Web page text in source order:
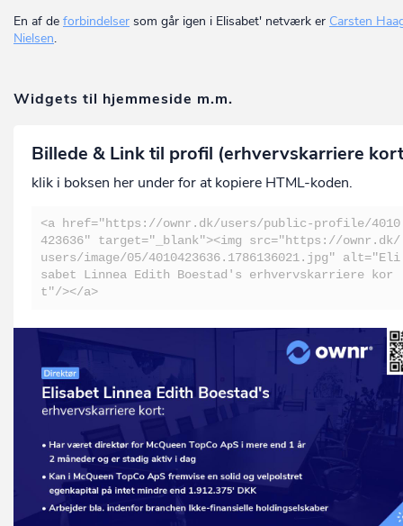
En af de forbindelser som går igen i Elisabet' netværk er Carsten
Nielsen.
Widgets til hjemmeside m.m.
Billede & Link til profil (erhvervskarriere
klik i boksen her under for at kopiere HTML-koden.
<a href="https://ownr.dk/users/public-profile/4010
423636" target="_blank"><img src="https://ownr.dk/
users/image/05/4010423636.1786136021.jpg" alt="Eli
sabet Linnea Edith Boestad's erhvervskarriere kor
t"/></a>